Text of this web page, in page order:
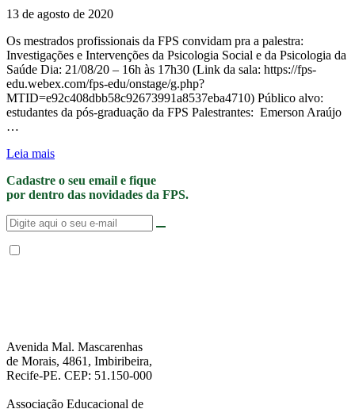
13 de agosto de 2020
Os mestrados profissionais da FPS convidam pra a palestra:
Investigações e Intervenções da Psicologia Social e da Psicologia da
Saúde Dia: 21/08/20 – 16h às 17h30 (Link da sala: https://fps-
edu.webex.com/fps-edu/onstage/g.php?
MTID=e92c408dbb58c92673991a8537eba4710) Público alvo:
estudantes da pós-graduação da FPS Palestrantes: Emerson Araújo
…
Leia mais
Cadastre o seu email e fique
por dentro das novidades da FPS.
Avenida Mal. Mascarenhas
de Morais, 4861, Imbiribeira,
Recife-PE. CEP: 51.150-000
Associação Educacional de